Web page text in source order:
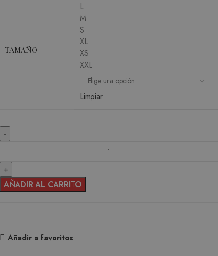
TAMAÑO
L
M
S
XL
XS
XXL
Limpiar
AÑADIR AL CARRITO
Añadir a favoritos